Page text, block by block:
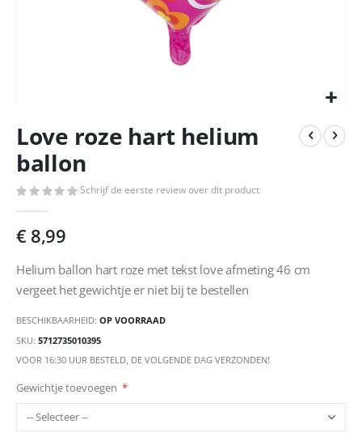
naar
het
begin
de
afbeeldingen-
gallerij
Love roze hart helium
ballon
Schrijf de eerste review over dit product
€ 8,99
Helium ballon hart roze met tekst love afmeting 46 cm
vergeet het gewichtje er niet bij te bestellen
BESCHIKBAARHEID: OP VOORRAAD
SKU 5712735010395
VOOR 16:30 UUR BESTELD, DE VOLGENDE DAG VERZONDEN!
Gewichtje toevoegen